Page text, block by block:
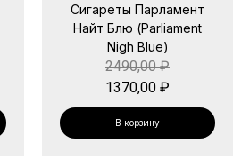
Сигареты Парламент
Найт Блю (Parliament
Nigh Blue)
2490,00₽
1370,00 ₽
В корзину